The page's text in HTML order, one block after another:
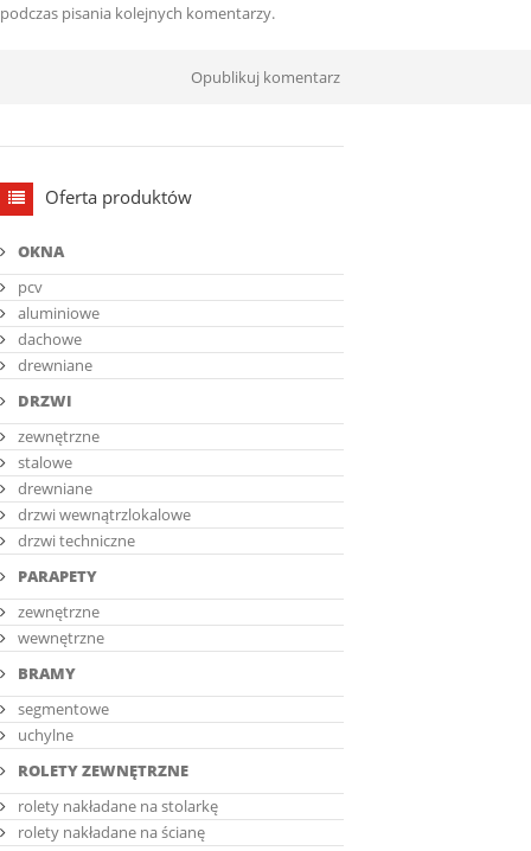
podczas pisania kolejnych komentarzy.
Oferta produktów
OKNA
pcv
aluminiowe
dachowe
drewniane
DRZWI
zewnętrzne
stalowe
drewniane
drzwi wewnątrzlokalowe
drzwi techniczne
PARAPETY
zewnętrzne
wewnętrzne
BRAMY
segmentowe
uchylne
ROLETY ZEWNĘTRZNE
rolety nakładane na stolarkę
rolety nakładane na ścianę